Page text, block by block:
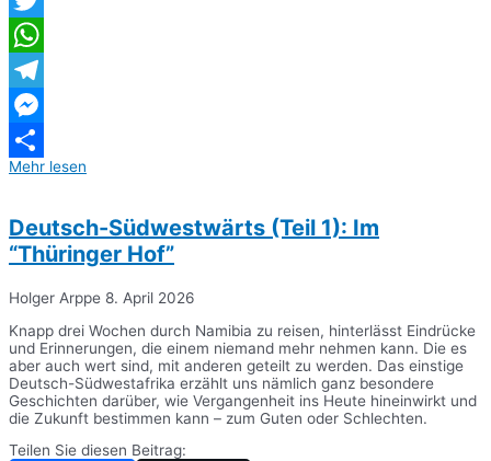
Twitter
WhatsApp
Telegram
Messenger
Teilen
Mehr lesen
Deutsch-Südwestwärts (Teil 1): Im
“Thüringer Hof”
Holger Arppe 8. April 2026
Knapp drei Wochen durch Namibia zu reisen, hinterlässt Eindrücke
und Erinnerungen, die einem niemand mehr nehmen kann. Die es
aber auch wert sind, mit anderen geteilt zu werden. Das einstige
Deutsch-Südwestafrika erzählt uns nämlich ganz besondere
Geschichten darüber, wie Vergangenheit ins Heute hineinwirkt und
die Zukunft bestimmen kann – zum Guten oder Schlechten.
Teilen Sie diesen Beitrag: